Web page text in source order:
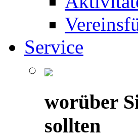
Service
worüber
sollten